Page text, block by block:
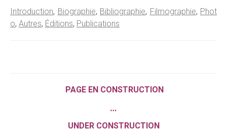
Introduction, Biographie, Bibliographie, Filmographie, Phot
o, Autres, Éditions, Publications
PAGE EN CONSTRUCTION
…
UNDER CONSTRUCTION